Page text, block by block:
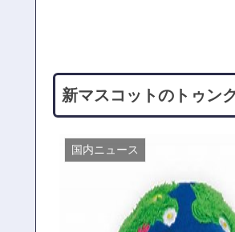
新マスコットのトゥン
国内ニュース